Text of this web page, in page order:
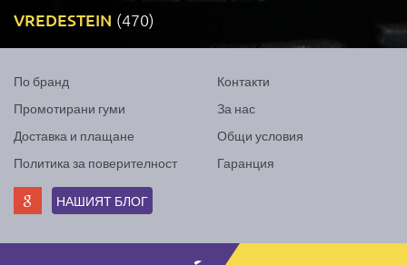
VREDESTEIN (470)
По бранд
Промотирани гуми
Доставка и плащане
Политика за поверителност
Контакти
За нас
Общи условия
Гаранция
НАШИЯТ БЛОГ